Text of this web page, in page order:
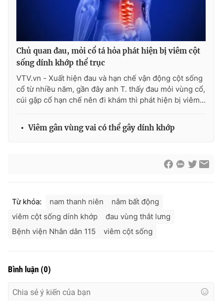
Ðiện thoại Thời báo VTV:024.66 897 897
toasoan@vtv.vn
024-7300.7108
Chủ quan đau, mỏi cổ tá hỏa phát hiện bị viêm cột
sống dính khớp thể trục
VTV.vn - Xuất hiện đau và hạn chế vận động cột sống
cổ từ nhiều năm, gần đây anh T. thấy đau mỏi vùng cổ,
cúi gập cổ hạn chế nên đi khám thì phát hiện bị viêm...
Viêm gân vùng vai có thể gây dính khớp
Từ khóa: nam thanh niên
nằm bất động
viêm cột sống dính khớp
đau vùng thắt lưng
Bệnh viện Nhân dân 115
viêm cột sống
Bình luận (0)